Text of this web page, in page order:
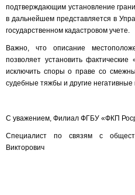
подтверждающим установление
в дальнейшем представляется в
государственном кадастровом учете.
Важно, что описание
позволяет установить
исключить споры о праве со
судебные тяжбы и другие негативные
С уважением, Филиал ФГБУ «ФКП
Специалист по связям с
Викторович